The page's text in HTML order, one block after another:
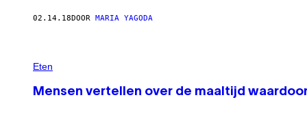
02.14.18DOOR MARIA YAGODA
Eten
Mensen vertellen over de maaltijd